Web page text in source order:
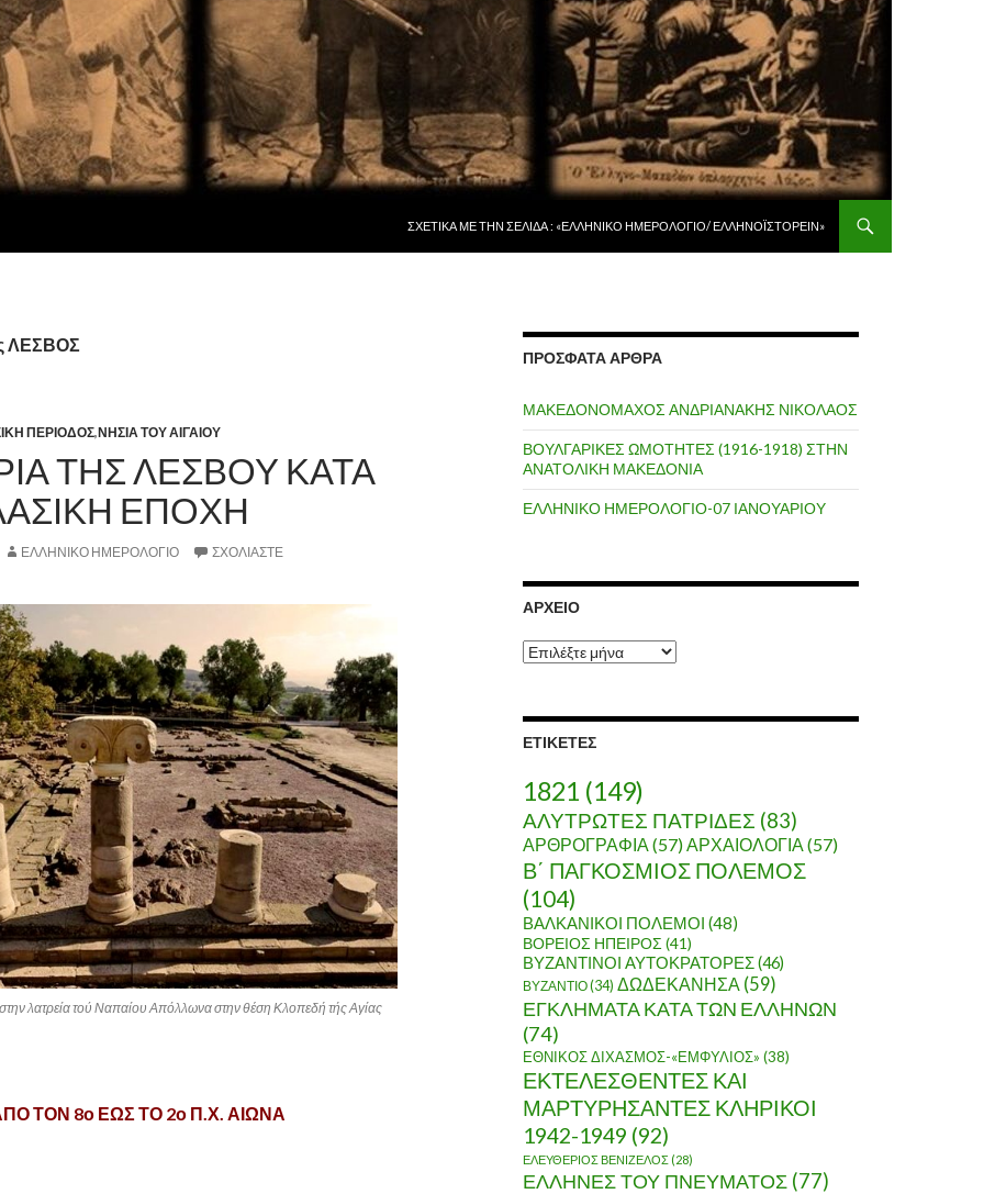
ΣΧΕΤΙΚᾺ ΜῈ ΤῊΝ ΣΕΛΊΔΑ : «ἙΛΛΗΝΙΚῸ ἩΜΕΡΟΛΌΓΙΟ/ ἙΛΛΗΝΟΪΣΤΟΡΕΙ͂Ν»
ΛΕΣΒΟΣ
ΠΕΡΙΟΔΟΣ,ΝΗΣΙΑ ΤΟΥ ΑΙΓΑΙΟΥ
ΤΗΣ ΛΕΣΒΟΥ ΚΑΤΑ
ΕΠΟΧΗ
ΕΛΛΗΝΙΚΟ ΗΜΕΡΟΛΟΓΙΟ ΣΧΟΛΙΆΣΤΕ
λατρεία τού Ναπαίου Απόλλωνα στην θέση Κλοπεδή τής Αγίας
ΤΟΝ 8ο ΕΩΣ ΤΟ 2ο Π.Χ. ΑΙΩΝΑ
ΠΡΌΣΦΑΤΑ ΆΡΘΡΑ
ΜΑΚΕΔΟΝΟΜΑΧΟΣ ΑΝΔΡΙΑΝΑΚΗΣ ΝΙΚΟΛΑΟΣ
ΒΟΥΛΓΑΡΙΚΕΣ ΩΜΟΤΗΤΕΣ (1916-1918) ΣΤΗΝ
ΑΝΑΤΟΛΙΚΗ ΜΑΚΕΔΟΝΙΑ
ΕΛΛΗΝΙΚΟ ΗΜΕΡΟΛΟΓΙΟ-07 ΙΑΝΟΥΑΡΙΟΥ
ΑΡΧΕΊΟ
Α
ρ
ο
ΕΤΙΚΈΤΕΣ
1821 (149)
ΑΛΥΤΡΩΤΕΣ ΠΑΤΡΙΔΕΣ (83)
ΑΡΘΡΟΓΡΑΦΙΑ(57)ΑΡΧΑΙΟΛΟΓΙΑ(57)
Β΄ ΠΑΓΚΟΣΜΙΟΣ ΠΟΛΕΜΟΣ
(104)
ΒΑΛΚΑΝΙΚΟΙ ΠΟΛΕΜΟΙ (48)
ΒΟΡΕΙΟΣ ΗΠΕΙΡΟΣ (41)
ΒΥΖΑΝΤΙΝΟΙ ΑΥΤΟΚΡΑΤΟΡΕΣ(46)
ΒΥΖΑΝΤΙΟ(34) ΔΩΔΕΚΑΝΗΣΑ (59)
ΕΓΚΛΗΜΑΤΑ ΚΑΤΑ ΤΩΝ ΕΛΛΗΝΩΝ
(74)
ΕΘΝΙΚΟΣ ΔΙΧΑΣΜΟΣ-«ΕΜΦΥΛΙΟΣ» (38)
ΕΚΤΕΛΕΣΘΕΝΤΕΣ ΚΑΙ
ΜΑΡΤΥΡΗΣΑΝΤΕΣ ΚΛΗΡΙΚΟΙ
1942-1949 (92)
ΕΛΕΥΘΕΡΙΟΣ ΒΕΝΙΖΕΛΟΣ (28)
ΕΛΛΗΝΕΣ ΤΟΥ ΠΝΕΥΜΑΤΟΣ (77)